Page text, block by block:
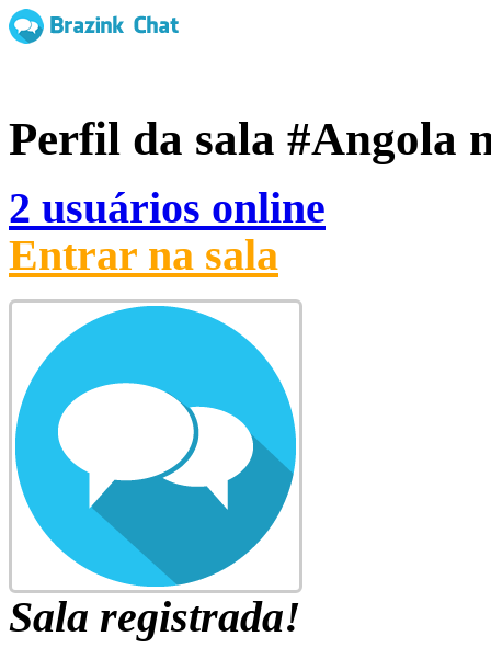
Perfil da sala #Angola
2 usuários online
Entrar na sala
Sala registrada!